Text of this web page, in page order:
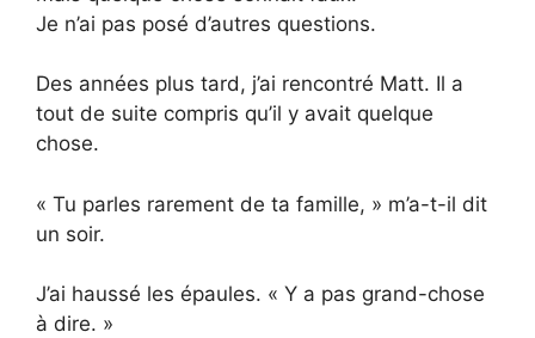
Je n’ai pas posé d’autres questions.
Des années plus tard, j’ai rencontré Matt. Il a
tout de suite compris qu’il y avait quelque
chose.
« Tu parles rarement de ta famille, » m’a-t-il dit
un soir.
J’ai haussé les épaules. « Y a pas grand-chose
à dire. »